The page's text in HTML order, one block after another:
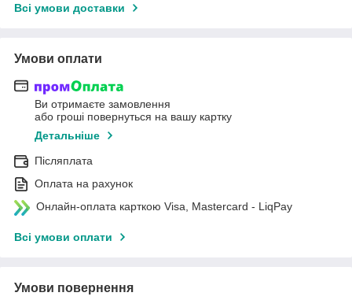
Всі умови доставки
Умови оплати
Ви отримаєте замовлення
або гроші повернуться на вашу картку
Детальніше
Післяплата
Оплата на рахунок
Онлайн-оплата карткою Visa, Mastercard - LiqPay
Всі умови оплати
Умови повернення